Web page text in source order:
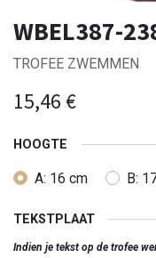
WBEL387-
TROFEE ZWEMMEN
15,46 €
HOOGTE
A: 16 cm B:
TEKSTPLAAT
Indien je tekst op de trofee